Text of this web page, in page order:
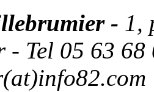
- 1,
- Tel 05 63